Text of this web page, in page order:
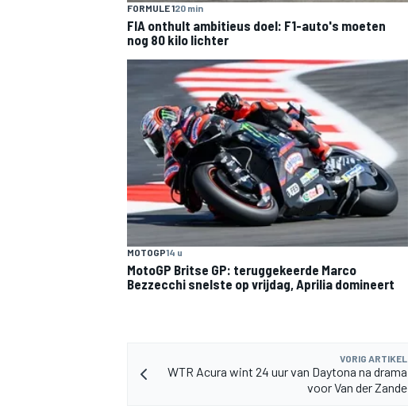
MEER RACEKLASSEN
FORMULE 120 min
FIA onthult ambitieus doel: F1-auto's moeten
nog 80 kilo lichter
MOTOGP14 u
MotoGP Britse GP: teruggekeerde Marco
Bezzecchi snelste op vrijdag, Aprilia domineert
VORIG ARTIKEL
WTR Acura wint 24 uur van Daytona na drama
voor Van der Zande